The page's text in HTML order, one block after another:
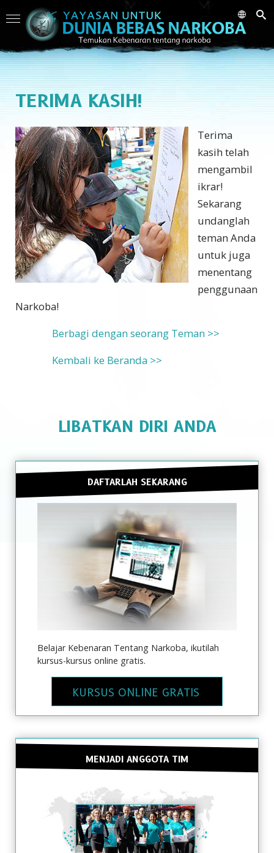
TERIMA KASIH!
Terima
kasih telah
mengambil
ikrar!
Sekarang
undanglah
teman Anda
untuk juga
menentang
penggunaan
Narkoba!
Berbagi dengan seorang Teman >>
Kembali ke Beranda >>
LIBATKAN DIRI ANDA
DAFTARLAH SEKARANG
Belajar Kebenaran Tentang Narkoba, ikutilah
kursus-kursus online gratis.
KURSUS ONLINE GRATIS
MENJADI ANGGOTA TIM